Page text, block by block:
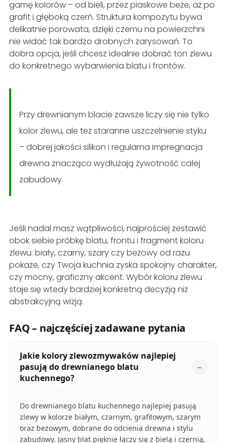
gamę kolorów – od bieli, przez piaskowe beże, aż po
grafit i głęboką czerń. Struktura kompozytu bywa
delikatnie porowata, dzięki czemu na powierzchni
nie widać tak bardzo drobnych zarysowań. To
dobra opcja, jeśli chcesz idealnie dobrać ton zlewu
do konkretnego wybarwienia blatu i frontów.
Przy drewnianym blacie zawsze liczy się nie tylko
kolor zlewu, ale też staranne uszczelnienie styku
– dobrej jakości silikon i regularna impregnacja
drewna znacząco wydłużają żywotność całej
zabudowy.
Jeśli nadal masz wątpliwości, najprościej zestawić
obok siebie próbkę blatu, frontu i fragment koloru
zlewu: biały, czarny, szary czy beżowy od razu
pokaże, czy Twoja kuchnia zyska spokojny charakter,
czy mocny, graficzny akcent. Wybór koloru zlewu
staje się wtedy bardziej konkretną decyzją niż
abstrakcyjną wizją.
FAQ – najczęściej zadawane pytania
Jakie kolory zlewozmywaków najlepiej
pasują do drewnianego blatu
kuchennego?
Do drewnianego blatu kuchennego najlepiej pasują
zlewy w kolorze białym, czarnym, grafitowym, szarym
oraz beżowym, dobrane do odcienia drewna i stylu
zabudowy. Jasny blat pięknie łączy się z bielą i czernią,